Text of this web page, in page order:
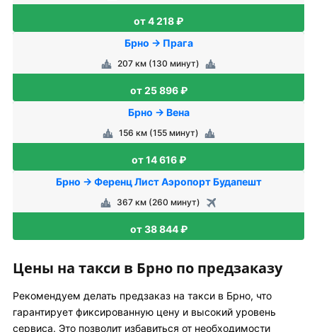
от 4 218 ₽
Брно → Прага
207 км (130 минут)
от 25 896 ₽
Брно → Вена
156 км (155 минут)
от 14 616 ₽
Брно → Ференц Лист Аэропорт Будапешт
367 км (260 минут)
от 38 844 ₽
Цены на такси в Брно по предзаказу
Рекомендуем делать предзаказ на такси в Брно, что
гарантирует фиксированную цену и высокий уровень
сервиса. Это позволит избавиться от необходимости